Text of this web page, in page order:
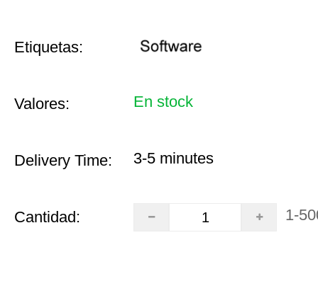
Etiquetas:
Valores: En stock
Delivery Time: 3-5 minutes
Cantidad: 1-